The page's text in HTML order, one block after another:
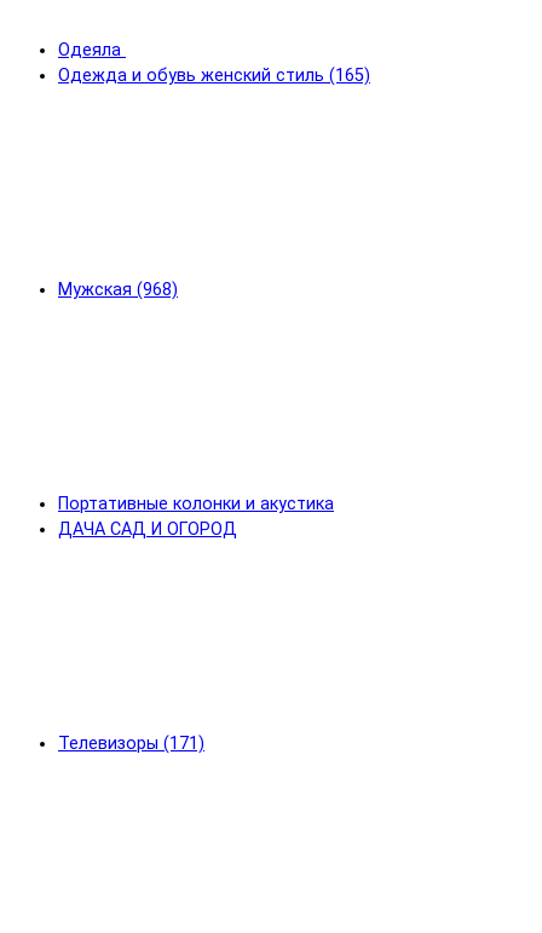
Одеяла
Одежда и обувь женский стиль (165)
Мужская (968)
Портативные колонки и акустика
ДАЧА САД И ОГОРОД
Телевизоры (171)